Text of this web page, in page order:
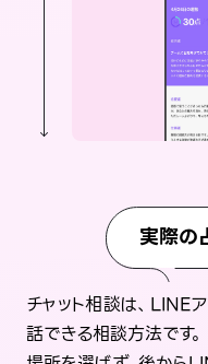
実際の
チャット相談は、LINE
話できる相談方法です。